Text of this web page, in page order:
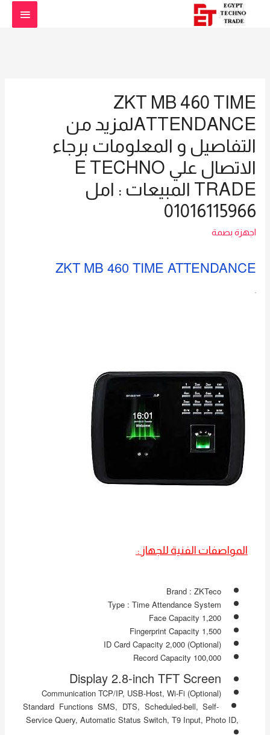
ZKT MB 460 TIME
ATTENDANCEلمزيد من
التفاصيل و المعلومات برجاء
الاتصال علي E TECHNO
TRADE المبيعات : امل
01016115966
اجهزة بصمة
ZKT MB 460 TIME ATTENDANCE
المواصفات الفنية للجهاز :
Brand ‎:‎ ZKTeco
Type ‎:‎ Time Attendance System
Face Capacity 1‎,‎200
Fingerprint Capacity 1‎,‎500
ID Card Capacity 2‎,‎000 ‎(‎Optional‎)‎
Record Capacity 100‎,‎000
Display 2.8‎-inch TFT Screen
Communication TCP/IP‎,‎ USB‎-Host‎,‎ Wi‎-Fi ‎(‎Optional‎)‎
Standard Functions SMS‎,‎ DTS‎,‎ Scheduled‎-bell‎,‎ Self‎-
Service Query‎,‎ Automatic Status Switch‎,‎ T9 Input‎,‎ Photo ID‎,‎